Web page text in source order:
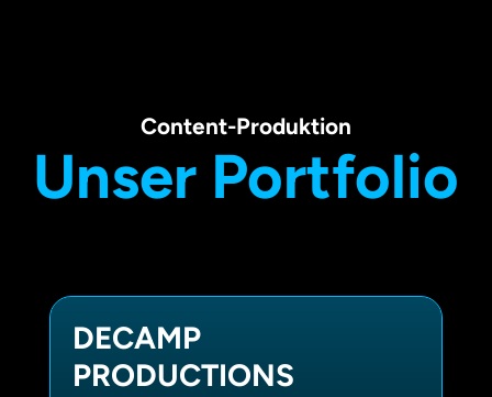
Content-Produktion
Unser Portfolio
DECAMP
PRODUCTIONS